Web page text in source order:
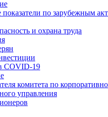
показатели по зарубежным
и охрана труда
COVID‑19
комитета по
управления